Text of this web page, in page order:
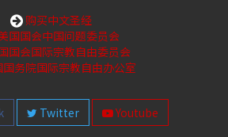
购买中文圣经
国国会中国问题委员会
国会国际宗教自由委员会
务院国际宗教自由办公室
Twitter Youtube